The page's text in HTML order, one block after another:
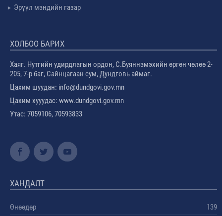
Эрүүл мэндийн газар
ХОЛБОО БАРИХ
Хаяг. Нутгийн удирдлагын ордон, С.Буяннэмэхийн өргөн чөлөө 2-
205, 7-р баг, Сайнцагаан сум, Дундговь аймаг.
Цахим шуудан: info@dundgovi.gov.mn
Цахим хууудас: www.dundgovi.gov.mn
Утас: 7059106, 70593833
ХАНДАЛТ
Өнөөдөр 139